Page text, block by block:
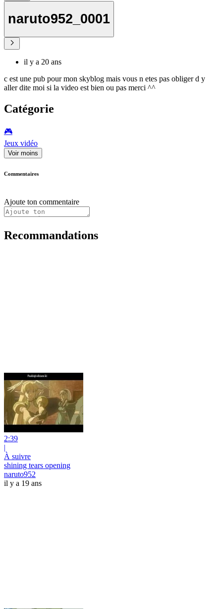
naruto952_0001
il y a 20 ans
c est une pub pour mon skyblog mais vous n etes pas obliger d y
aller dite moi si la video est bien ou pas merci ^^
Catégorie
🎮️
Jeux vidéo
Voir moins
Commentaires
Ajoute ton commentaire
Recommandations
2:39
|
À suivre
shining tears opening
naruto952
il y a 19 ans